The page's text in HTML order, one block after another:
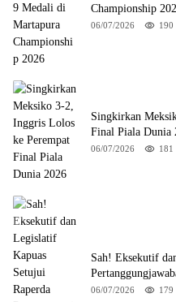
Championship
06/07/2026 190
Singkirkan
Final Piala Dunia
06/07/2026 181
Sah! Eksekutif
06/07/2026 179